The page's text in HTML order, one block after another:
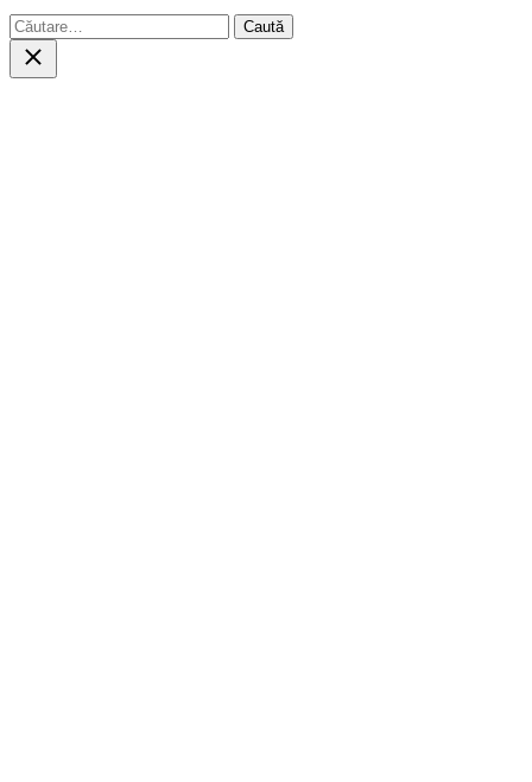
Caută
după:
Close
search